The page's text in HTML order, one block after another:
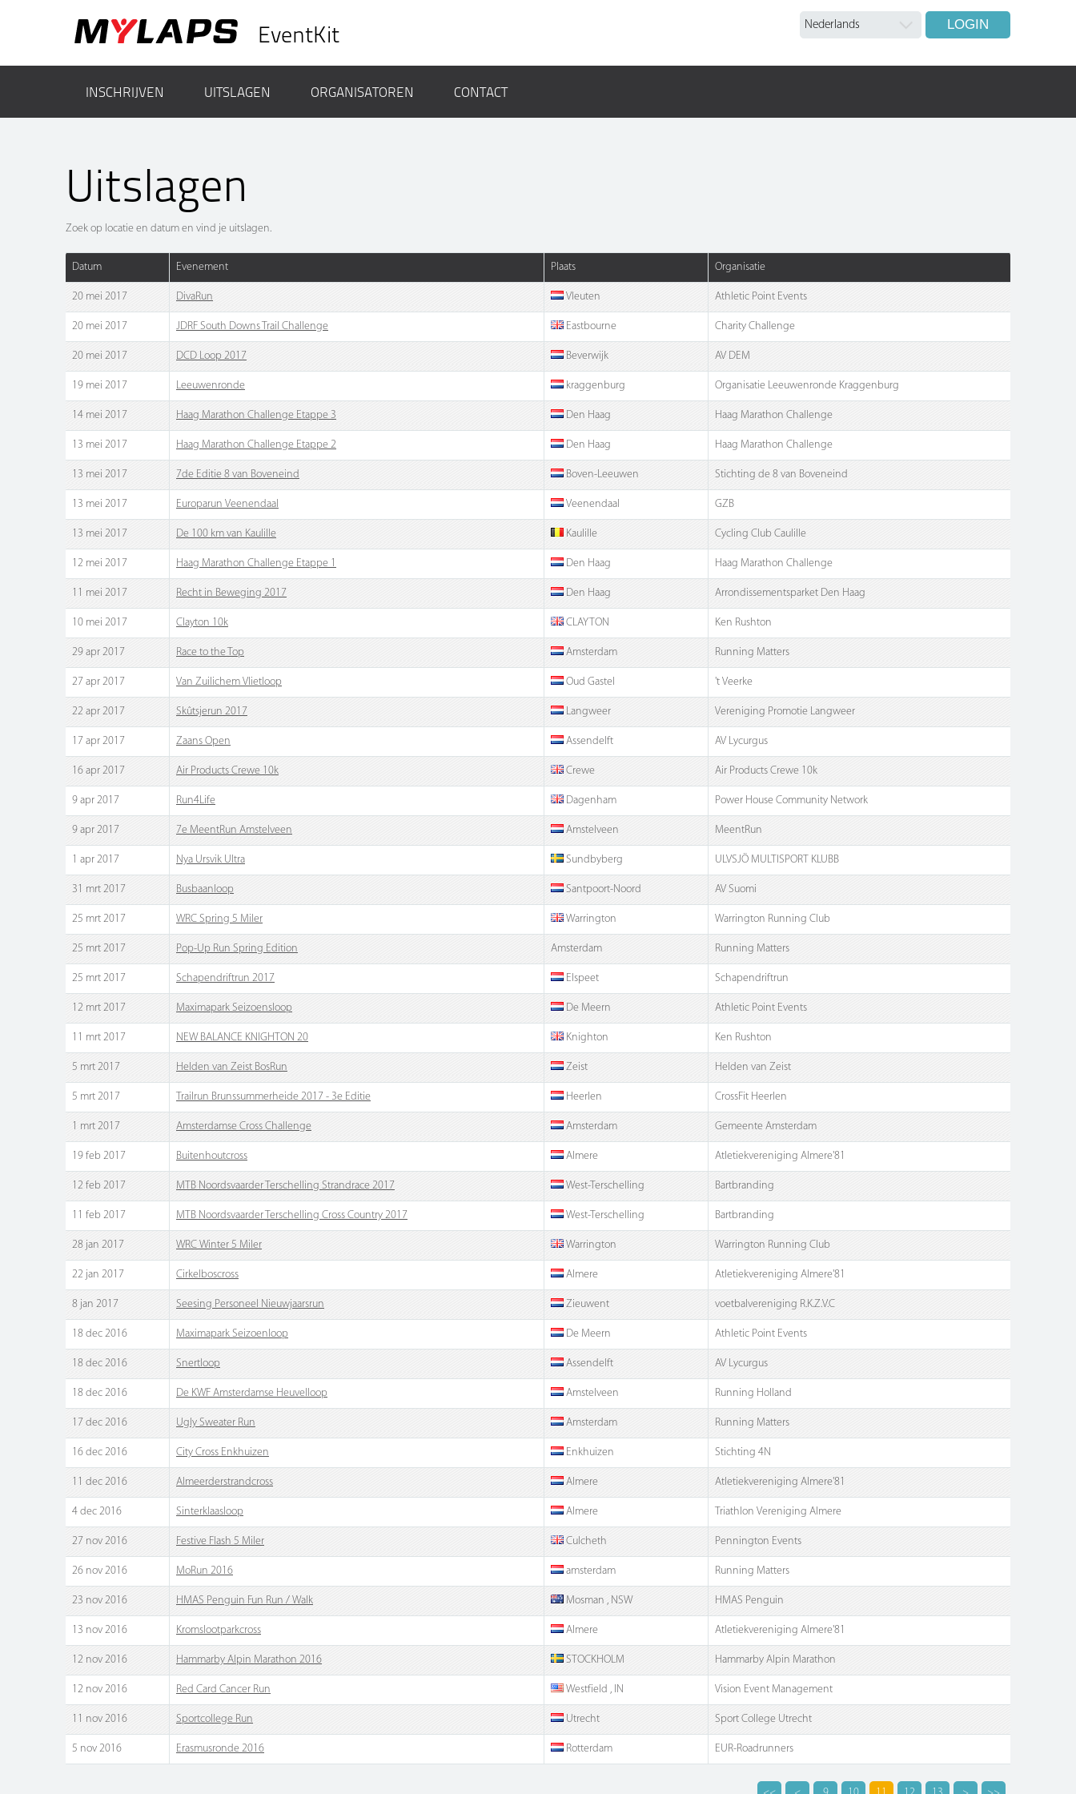
EventKit LOGIN
INSCHRIJVEN UITSLAGEN ORGANISATOREN CONTACT
Uitslagen
Zoek op locatie en datum en vind je uitslagen.
Datum Evenement Plaats Organisatie
20 mei 2017 DivaRun Vleuten Athletic Point Events
20 mei 2017 JDRF South Downs Trail Challenge Eastbourne Charity Challenge
20 mei 2017 DCD Loop 2017 Beverwijk AV DEM
19 mei 2017 Leeuwenronde kraggenburg Organisatie Leeuwenronde Kraggenburg
14 mei 2017 Haag Marathon Challenge Etappe 3 Den Haag Haag Marathon Challenge
13 mei 2017 Haag Marathon Challenge Etappe 2 Den Haag Haag Marathon Challenge
13 mei 2017 7de Editie 8 van Boveneind Boven-Leeuwen Stichting de 8 van Boveneind
13 mei 2017 Europarun Veenendaal Veenendaal GZB
13 mei 2017 De 100 km van Kaulille Kaulille Cycling Club Caulille
12 mei 2017 Haag Marathon Challenge Etappe 1 Den Haag Haag Marathon Challenge
11 mei 2017 Recht in Beweging 2017 Den Haag Arrondissementsparket Den Haag
10 mei 2017 Clayton 10k CLAYTON Ken Rushton
29 apr 2017 Race to the Top Amsterdam Running Matters
27 apr 2017 Van Zuilichem Vlietloop Oud Gastel 't Veerke
22 apr 2017 Skûtsjerun 2017 Langweer Vereniging Promotie Langweer
17 apr 2017 Zaans Open Assendelft AV Lycurgus
16 apr 2017 Air Products Crewe 10k Crewe Air Products Crewe 10k
9 apr 2017 Run4Life Dagenham Power House Community Network
9 apr 2017 7e MeentRun Amstelveen Amstelveen MeentRun
1 apr 2017 Nya Ursvik Ultra Sundbyberg ULVSJÖ MULTISPORT KLUBB
31 mrt 2017 Busbaanloop Santpoort-Noord AV Suomi
25 mrt 2017 WRC Spring 5 Miler Warrington Warrington Running Club
25 mrt 2017 Pop-Up Run Spring Edition Amsterdam Running Matters
25 mrt 2017 Schapendriftrun 2017 Elspeet Schapendriftrun
12 mrt 2017 Maximapark Seizoensloop De Meern Athletic Point Events
11 mrt 2017 NEW BALANCE KNIGHTON 20 Knighton Ken Rushton
5 mrt 2017 Helden van Zeist BosRun Zeist Helden van Zeist
5 mrt 2017 Trailrun Brunssummerheide 2017 - 3e Editie Heerlen CrossFit Heerlen
1 mrt 2017 Amsterdamse Cross Challenge Amsterdam Gemeente Amsterdam
19 feb 2017 Buitenhoutcross Almere Atletiekvereniging Almere'81
12 feb 2017 MTB Noordsvaarder Terschelling Strandrace 2017 West-Terschelling Bartbranding
11 feb 2017 MTB Noordsvaarder Terschelling Cross Country 2017 West-Terschelling Bartbranding
28 jan 2017 WRC Winter 5 Miler Warrington Warrington Running Club
22 jan 2017 Cirkelboscross Almere Atletiekvereniging Almere'81
8 jan 2017 Seesing Personeel Nieuwjaarsrun Zieuwent voetbalvereniging R.K.Z.V.C
18 dec 2016 Maximapark Seizoenloop De Meern Athletic Point Events
18 dec 2016 Snertloop Assendelft AV Lycurgus
18 dec 2016 De KWF Amsterdamse Heuvelloop Amstelveen Running Holland
17 dec 2016 Ugly Sweater Run Amsterdam Running Matters
16 dec 2016 City Cross Enkhuizen Enkhuizen Stichting 4N
11 dec 2016 Almeerderstrandcross Almere Atletiekvereniging Almere'81
4 dec 2016 Sinterklaasloop Almere Triathlon Vereniging Almere
27 nov 2016 Festive Flash 5 Miler Culcheth Pennington Events
26 nov 2016 MoRun 2016 amsterdam Running Matters
23 nov 2016 HMAS Penguin Fun Run / Walk Mosman , NSW HMAS Penguin
13 nov 2016 Kromslootparkcross Almere Atletiekvereniging Almere'81
12 nov 2016 Hammarby Alpin Marathon 2016 STOCKHOLM Hammarby Alpin Marathon
12 nov 2016 Red Card Cancer Run Westfield , IN Vision Event Management
11 nov 2016 Sportcollege Run Utrecht Sport College Utrecht
5 nov 2016 Erasmusronde 2016 Rotterdam EUR-Roadrunners